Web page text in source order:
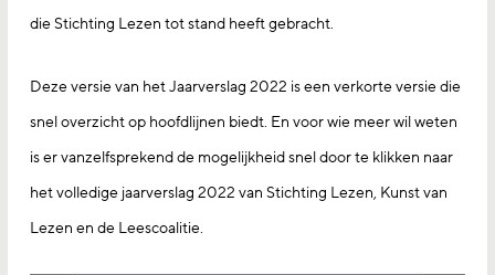
die Stichting Lezen tot stand heeft gebracht.
Deze versie van het Jaarverslag 2022 is een verkorte versie die
snel overzicht op hoofdlijnen biedt. En voor wie meer wil weten
is er vanzelfsprekend de mogelijkheid snel door te klikken naar
het volledige jaarverslag 2022 van Stichting Lezen, Kunst van
Lezen en de Leescoalitie.